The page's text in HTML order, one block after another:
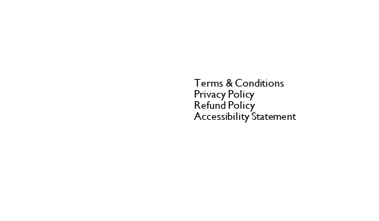
Terms & Conditions
Privacy Policy
Refund Policy
Accessibility Statement